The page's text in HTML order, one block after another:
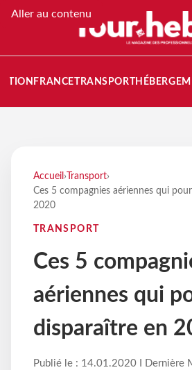
Aller au contenu
FRANCETRANSPORT
Accueil › Transport›
Ces 5 compagnies aériennes qui
2020
TRANSPORT
Ces 5
aériennes qui
disparaître en
Publié le : 14.01.2020 I Dernière